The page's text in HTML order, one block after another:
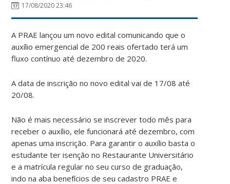
17/08/2020 23:46
A PRAE lançou um novo edital comunicando que o
auxílio emergencial de 200 reais ofertado terá um
fluxo contínuo até dezembro de 2020.
A data de inscrição no novo edital vai de 17/08 até
20/08.
Não é mais necessário se inscrever todo mês para
receber o auxílio, ele funcionará até dezembro, com
apenas uma inscrição. Para garantir o auxílio basta o
estudante ter isenção no Restaurante Universitário
e a matrícula regular no seu curso de graduação,
indo na aba benefícios de seu cadastro PRAE e